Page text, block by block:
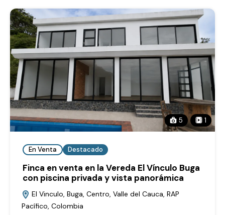
5 1
En Venta Destacado
Finca en venta en la Vereda El Vínculo Buga
con piscina privada y vista panorámica
El Vinculo, Buga, Centro, Valle del Cauca, RAP
Pacífico, Colombia